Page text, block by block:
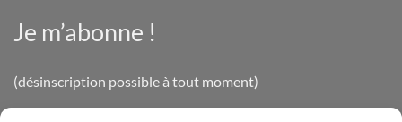
Je m’abonne !
(désinscription possible à tout moment)